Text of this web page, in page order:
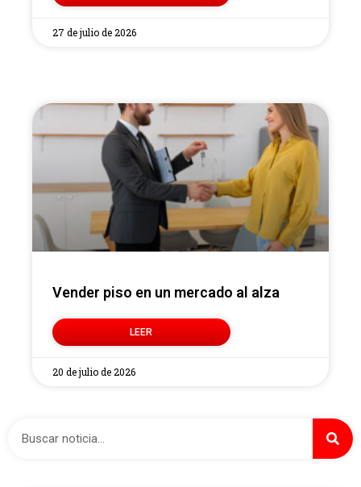
27 de julio de 2026
Vender piso en un mercado al alza
LEER
20 de julio de 2026